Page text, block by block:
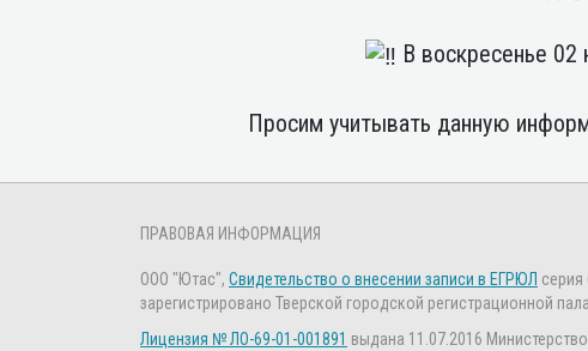
В воскресенье 02
Просим учитывать данную
ПРАВОВАЯ ИНФОРМАЦИЯ
ООО "Ютас", Свидетельство о внесении записи в ЕГРЮЛ
зарегистрировано Тверской городской регистрационной
Лицензия № ЛО-69-01-001891 выдана 11.07.2016